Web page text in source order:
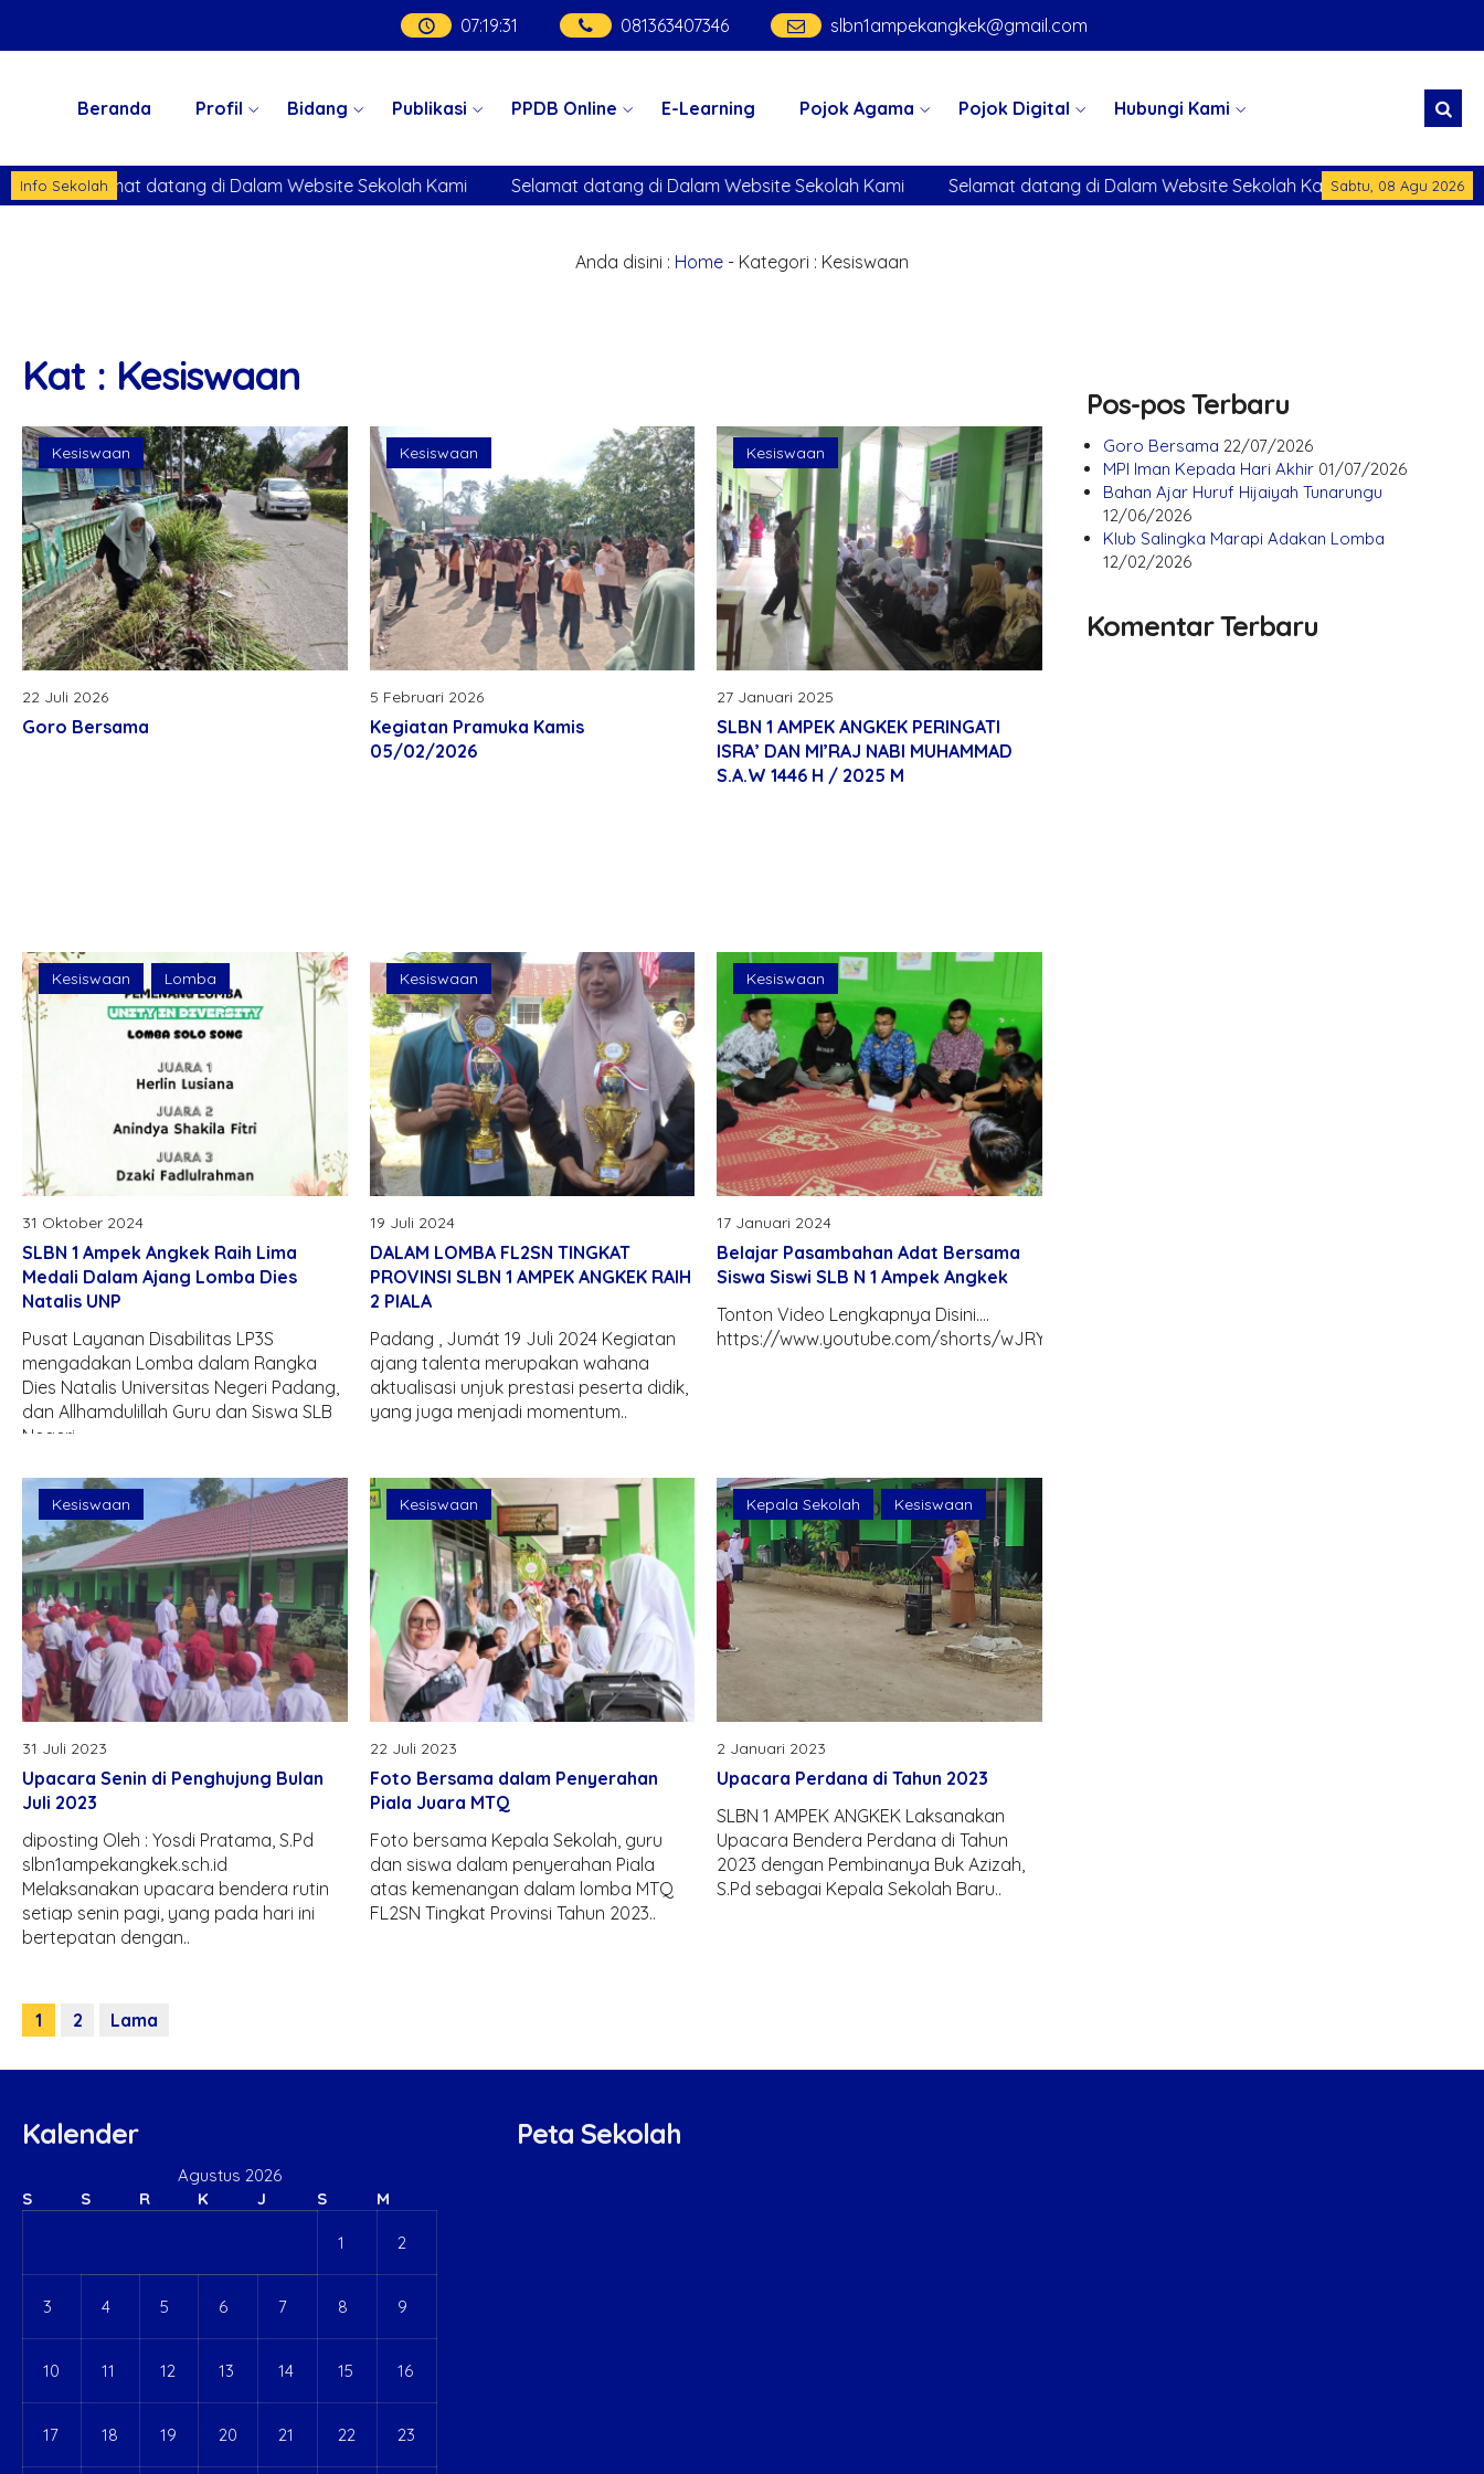
07:19:32 081363407346 slbn1ampekangkek@gmail.com
Beranda Profil Bidang Publikasi PPDB Online E-Learning Pojok Agama Pojok Digital Hubungi Kami
Info Sekolah Sabtu, 08 Agu 2026
datang di Dalam Website Sekolah Kami Selamat datang di Dalam Website Sekolah Kami Selamat datang di Dalam Website Sekolah Kami Selamat datang di
Anda disini : Home - Kategori : Kesiswaan
Kat : Kesiswaan
Kesiswaan
22 Juli 2026
Goro Bersama
Kesiswaan
5 Februari 2026
Kegiatan Pramuka Kamis
05/02/2026
Kesiswaan
27 Januari 2025
SLBN 1 AMPEK ANGKEK PERINGATI
ISRA’ DAN MI’RAJ NABI MUHAMMAD
S.A.W 1446 H / 2025 M
Kesiswaan Lomba
31 Oktober 2024
SLBN 1 Ampek Angkek Raih Lima
Medali Dalam Ajang Lomba Dies
Natalis UNP
Pusat Layanan Disabilitas LP3S
mengadakan Lomba dalam Rangka
Dies Natalis Universitas Negeri Padang,
dan Allhamdulillah Guru dan Siswa SLB
Negeri..
Kesiswaan
19 Juli 2024
DALAM LOMBA FL2SN TINGKAT
PROVINSI SLBN 1 AMPEK ANGKEK RAIH
2 PIALA
Padang , Jumát 19 Juli 2024 Kegiatan
ajang talenta merupakan wahana
aktualisasi unjuk prestasi peserta didik,
yang juga menjadi momentum..
Kesiswaan
17 Januari 2024
Belajar Pasambahan Adat Bersama
Siswa Siswi SLB N 1 Ampek Angkek
Tonton Video Lengkapnya Disini….
https://www.youtube.com/shorts/wJRYEQ6JG7w
Kesiswaan
31 Juli 2023
Upacara Senin di Penghujung Bulan
Juli 2023
diposting Oleh : Yosdi Pratama, S.Pd
slbn1ampekangkek.sch.id
Melaksanakan upacara bendera rutin
setiap senin pagi, yang pada hari ini
bertepatan dengan..
Kesiswaan
22 Juli 2023
Foto Bersama dalam Penyerahan
Piala Juara MTQ
Foto bersama Kepala Sekolah, guru
dan siswa dalam penyerahan Piala
atas kemenangan dalam lomba MTQ
FL2SN Tingkat Provinsi Tahun 2023..
Kepala Sekolah Kesiswaan
2 Januari 2023
Upacara Perdana di Tahun 2023
SLBN 1 AMPEK ANGKEK Laksanakan
Upacara Bendera Perdana di Tahun
2023 dengan Pembinanya Buk Azizah,
S.Pd sebagai Kepala Sekolah Baru..
1 2 Lama
Pos-pos Terbaru
Goro Bersama 22/07/2026
MPI Iman Kepada Hari Akhir 01/07/2026
Bahan Ajar Huruf Hijaiyah Tunarungu
12/06/2026
Klub Salingka Marapi Adakan Lomba
12/02/2026
Komentar Terbaru
Kalender
Agustus 2026
S
S R K J S M
1 2
3 4 5 6 7 8 9
10 11 12 13 14 15 16
17 18 19 20 21 22 23
Peta Sekolah